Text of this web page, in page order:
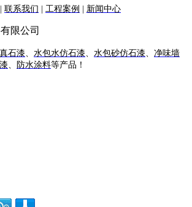
联系我们 工程案例 新闻中心
限公司
石漆、 水包水仿石漆、 水包砂仿石漆、 净味墙
、 防水涂料等产品！